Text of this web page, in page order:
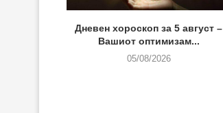
Дневен хороскоп за 5 август –
Вашиот оптимизам...
05/08/2026